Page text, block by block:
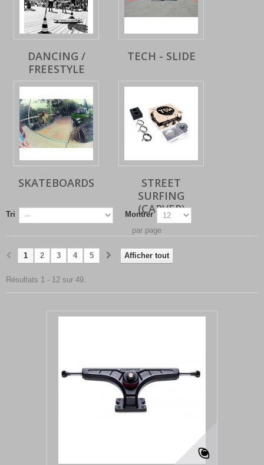
DANCING /
FREESTYLE
TECH - SLIDE
SKATEBOARDS
STREET
SURFING
(CARVER)
Tri
Montrer
par page
Afficher tout
1 2 3 4 5
Résultats 1 - 12 sur 49.